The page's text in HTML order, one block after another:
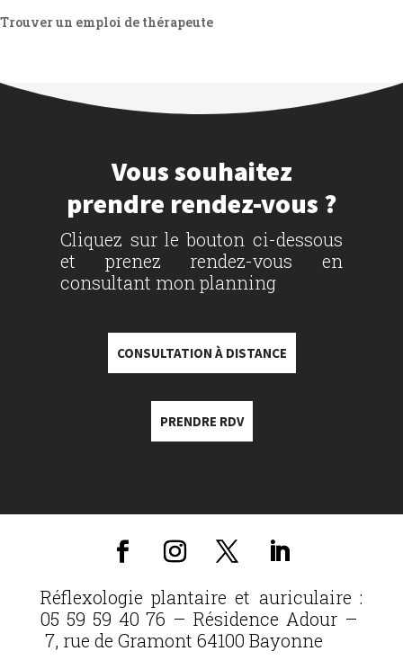
Trouver un emploi de thérapeute
Vous souhaitez
prendre rendez-vous ?
Cliquez sur le bouton ci-dessous
et prenez rendez-vous en
consultant mon planning
CONSULTATION À DISTANCE
PRENDRE RDV
Réflexologie plantaire et auriculaire :
05 59 59 40 76 – Résidence Adour –
7, rue de Gramont 64100 Bayonne